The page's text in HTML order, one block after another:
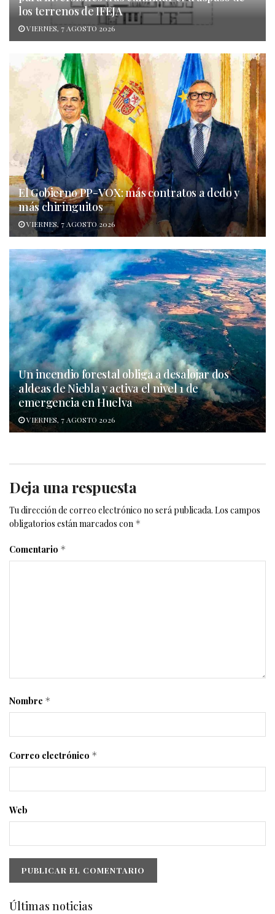
los terrenos de IFEJA
VIERNES, 7 AGOSTO 2026
El Gobierno PP-VOX: más contratos a dedo y
más chiringuitos
VIERNES, 7 AGOSTO 2026
Un incendio forestal obliga a desalojar dos
aldeas de Niebla y activa el nivel 1 de
emergencia en Huelva
VIERNES, 7 AGOSTO 2026
Deja una respuesta
Tu dirección de correo electrónico no será publicada. Los campos
obligatorios están marcados con *
Comentario *
Nombre *
Correo electrónico *
Web
Últimas noticias